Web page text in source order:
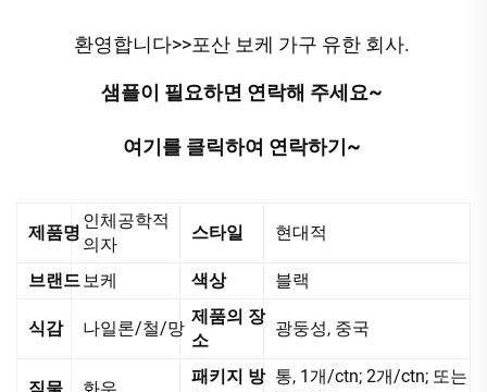
환영합니다>>포산 보케 가구 유한 회사.
샘플이 필요하면 연락해 주세요~
여기를 클릭하여 연락하기~
제품명
인체공학적
의자
스타일 현대적
브랜드보케 색상 블랙
식감 나일론/철/망
제품의 장
소
광둥성, 중국
패키지 방 통, 1개/ctn; 2개/ctn; 또는